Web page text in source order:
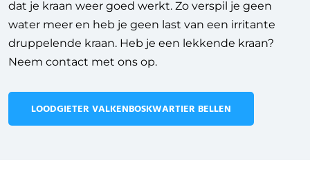
dat je kraan weer goed werkt. Zo verspil je geen
water meer en heb je geen last van een irritante
druppelende kraan. Heb je een lekkende kraan?
Neem contact met ons op.
LOODGIETER VALKENBOSKWARTIER BELLEN